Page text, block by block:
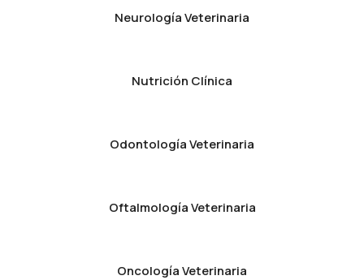
Neurología Veterinaria
Nutrición Clínica
Odontología Veterinaria
Oftalmología Veterinaria
Oncología Veterinaria